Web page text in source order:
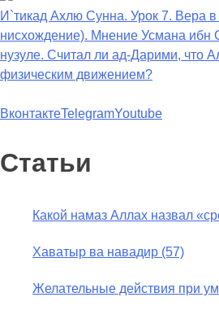
И`тикад Ахлю Сунна. Урок 7. Вера в
нисхождение). Мнение Усмана ибн
нузуле. Считал ли ад-Дарими, что
физическим движением?
ВконтактеTelegramYoutube
Статьи
Какой намаз Аллах назвал
Хаватыр ва навадир (57)
Желательные действия при